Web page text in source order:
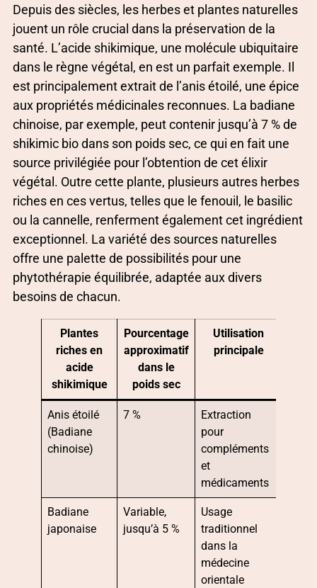
Depuis des siècles, les herbes et plantes naturelles
jouent un rôle crucial dans la préservation de la
santé. L’acide shikimique, une molécule ubiquitaire
dans le règne végétal, en est un parfait exemple. Il
est principalement extrait de l’anis étoilé, une épice
aux propriétés médicinales reconnues. La badiane
chinoise, par exemple, peut contenir jusqu’à 7 % de
shikimic bio dans son poids sec, ce qui en fait une
source privilégiée pour l’obtention de cet élixir
végétal. Outre cette plante, plusieurs autres herbes
riches en ces vertus, telles que le fenouil, le basilic
ou la cannelle, renferment également cet ingrédient
exceptionnel. La variété des sources naturelles
offre une palette de possibilités pour une
phytothérapie équilibrée, adaptée aux divers
besoins de chacun.
Plantes
riches en
acide
shikimique
Pourcentage
approximatif
dans le
poids sec
Utilisation
principale
Anis étoilé
(Badiane
chinoise)
7 %
Extraction
pour
compléments
et
médicaments
Badiane
japonaise
Variable,
jusqu’à 5 %
Usage
traditionnel
dans la
médecine
orientale